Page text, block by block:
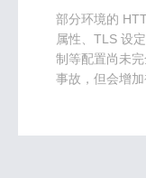
部分环境的
属性、TLS 设
制等配置尚未
事故，但会增加